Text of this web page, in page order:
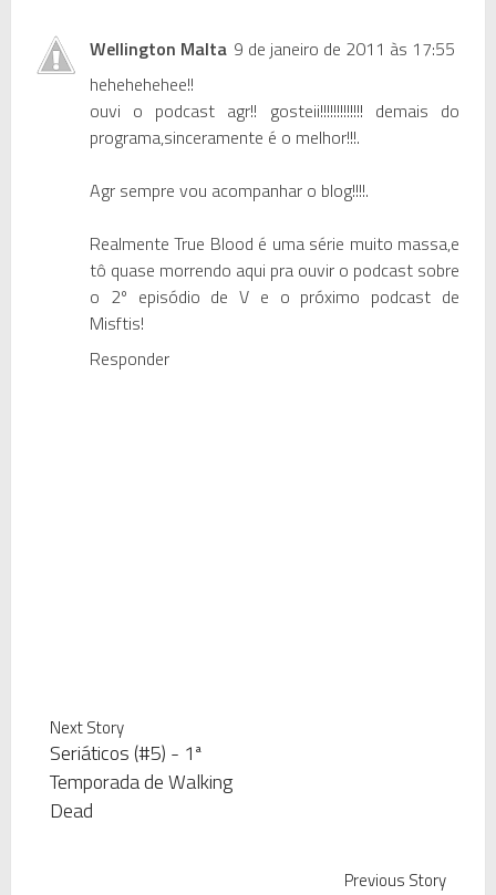
Wellington Malta 9 de janeiro de 2011 às 17:55
hehehehehee!!
ouvi o podcast agr!! gosteii!!!!!!!!!!!!! demais do
programa,sinceramente é o melhor!!!.
Agr sempre vou acompanhar o blog!!!!.
Realmente True Blood é uma série muito massa,e
tô quase morrendo aqui pra ouvir o podcast sobre
o 2º episódio de V e o próximo podcast de
Misftis!
Responder
Next Story
Seriáticos (#5) - 1ª
Temporada de Walking
Dead
Previous Story